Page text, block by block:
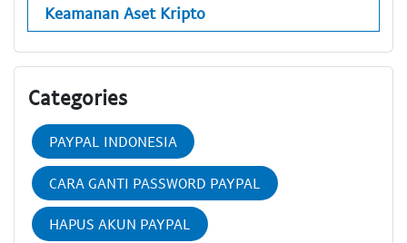
Keamanan Aset Kripto
Categories
PAYPAL INDONESIA
CARA GANTI PASSWORD PAYPAL
HAPUS AKUN PAYPAL